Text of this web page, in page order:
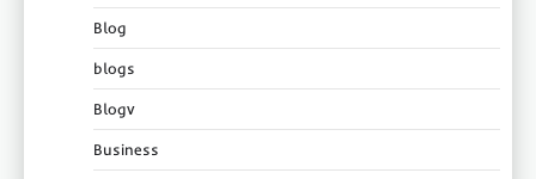
Blog
blogs
Blogv
Business